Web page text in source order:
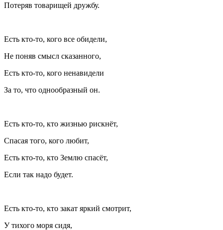
Потеряв товарищей дружбу.
Есть кто-то, кого все обидели,
Не поняв смысл сказанного,
Есть кто-то, кого ненавидели
За то, что однообразный он.
Есть кто-то, кто жизнью рискнёт,
Спасая того, кого любит,
Есть кто-то, кто Землю спасёт,
Если так надо будет.
Есть кто-то, кто закат яркий смотрит,
У тихого моря сидя,